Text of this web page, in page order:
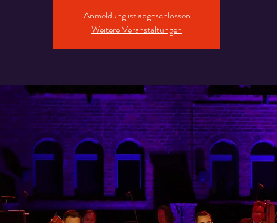
Anmeldung ist abgeschlossen
Weitere Veranstaltungen